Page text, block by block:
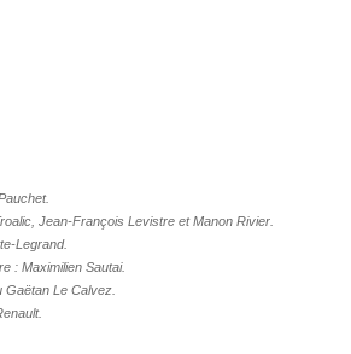
Jean-François Levistre et Manon Rivier.
Legrand.
: Maximilien Sautai.
Le Calvez.